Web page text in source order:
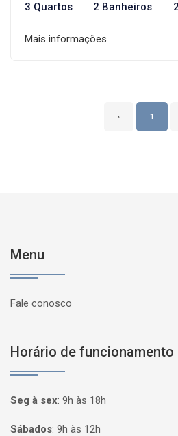
3 Quartos 2 Banheiros
Mais informações
‹ 1
Menu
Fale conosco
Horário de funcionamento
Seg à sex: 9h às 18h
Sábados: 9h às 12h